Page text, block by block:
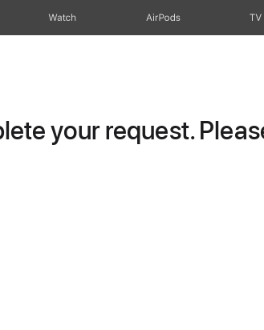
Watch AirPods TV
your request.